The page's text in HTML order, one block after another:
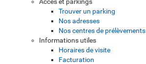
Trouver un parking
Nos adresses
Nos centres de prélèvements
Informations utiles
Horaires de visite
Facturation